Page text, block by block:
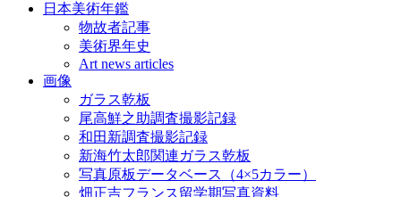
日本美術年鑑
物故者記事
美術界年史
Art news articles
画像
ガラス乾板
尾高鮮之助調査撮影記録
和田新調査撮影記録
新海竹太郎関連ガラス乾板
写真原板データベース（4×5カラー）
畑正吉フランス留学期写真資料